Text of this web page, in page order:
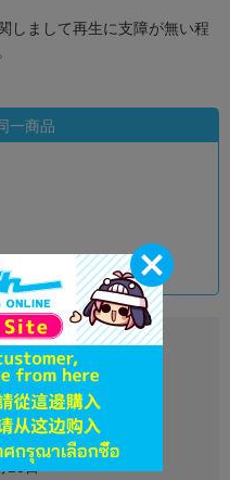
しまして再生に支障が無い程
一商品
25日